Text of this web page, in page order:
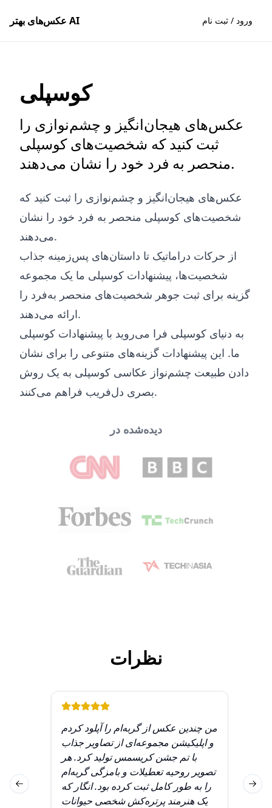
عکس‌های بهتر AI ورود / ثبت نام
کوسپلی
عکس‌های هیجان‌انگیز و چشم‌نوازی را
ثبت کنید که شخصیت‌های کوسپلی
منحصر به فرد خود را نشان می‌دهند.
عکس‌های هیجان‌انگیز و چشم‌نوازی را ثبت کنید که
شخصیت‌های کوسپلی منحصر به فرد خود را نشان
می‌دهند.
از حرکات دراماتیک تا داستان‌های پس‌زمینه جذاب
شخصیت‌ها، پیشنهادات کوسپلی ما یک مجموعه
گزینه برای ثبت جوهر شخصیت‌های منحصر به‌فرد را
ارائه می‌دهند.
به دنیای کوسپلی فرا می‌روید با پیشنهادات کوسپلی
ما. این پیشنهادات گزینه‌های متنوعی را برای نشان
دادن طبیعت چشم‌نواز عکاسی کوسپلی به یک روش
بصری دل‌فریب فراهم می‌کنند.
دیده‌شده در
نظرات
من چندین عکس از گربه‌ام را آپلود کردم
و اپلیکیشن مجموعه‌ای از تصاویر جذاب
با تم جشن کریسمس تولید کرد. هر
تصویر روحیه تعطیلات و بامزگی گربه‌ام
را به طور کامل ثبت کرده بود. انگار که
یک هنرمند پرتره‌کش شخصی حیوانات
Previous slide